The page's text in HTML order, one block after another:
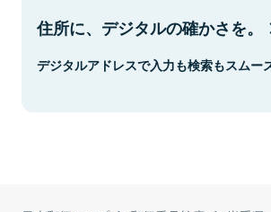
住所に、デジタルの確かさを。
デジタルアドレスで入力も検索もスムー